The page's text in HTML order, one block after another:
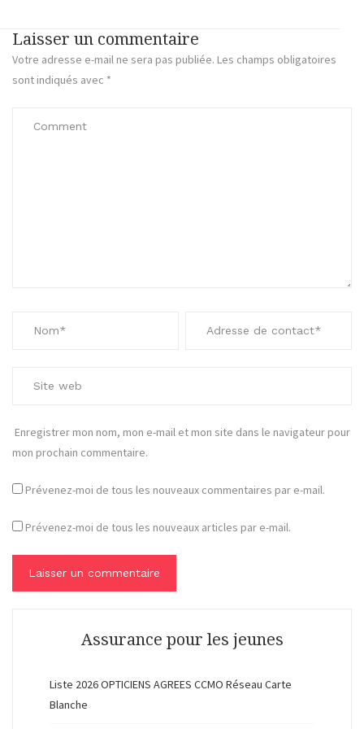
Laisser un commentaire
Votre adresse e-mail ne sera pas publiée. Les champs obligatoires
sont indiqués avec *
Enregistrer mon nom, mon e-mail et mon site dans le navigateur pour
mon prochain commentaire.
Prévenez-moi de tous les nouveaux commentaires par e-mail.
Prévenez-moi de tous les nouveaux articles par e-mail.
Assurance pour les jeunes
Liste 2026 OPTICIENS AGREES CCMO Réseau Carte
Blanche